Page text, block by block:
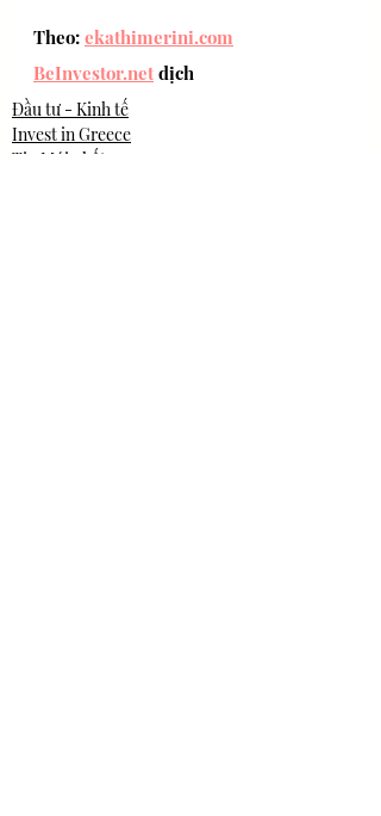
Theo: ekathimerini.com
BeInvestor.net dịch
Đầu tư - Kinh tế
Invest in Greece
Tin Mới nhất